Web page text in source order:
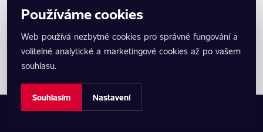
Kontaktovat
Zobrazit mapu poboček
Používáme cookies
Web používá nezbytné cookies pro správné fungování a
volitelné analytické a marketingové cookies až po vašem
souhlasu.
Souhlasím Nastavení